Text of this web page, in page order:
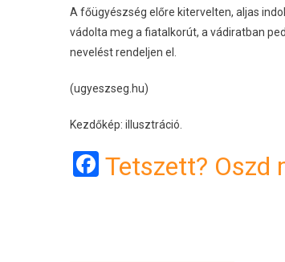
A főügyészség előre kitervelten, aljas
vádolta meg a fiatalkorút, a vádiratban
nevelést rendeljen el.
(ugyeszseg.hu)
Kezdőkép: illusztráció.
Facebook
Tetszett? Oszd